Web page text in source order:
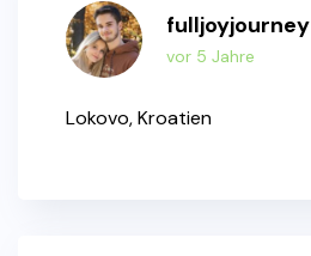
fulljoyjourney
vor 5 Jahre
Lokovo, Kroatien